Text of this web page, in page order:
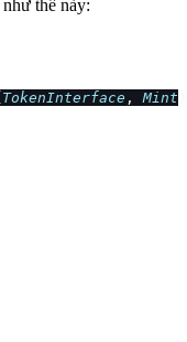
như thế này:
TokenInterface , Mint